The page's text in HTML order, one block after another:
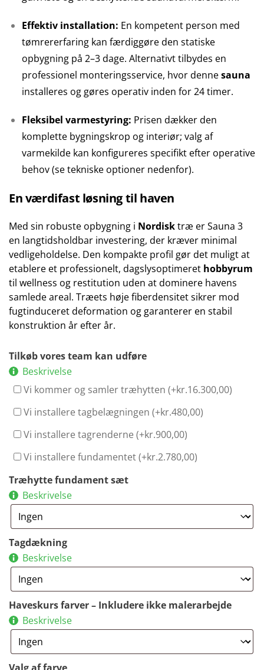
Effektiv installation: En kompetent person med
tømrererfaring kan færdiggøre den statiske
opbygning på 2–3 dage. Alternativt tilbydes en
professionel monteringsservice, hvor dennesauna
installeres og gøres operativ inden for 24 timer.
Fleksibel varmestyring: Prisen dækker den
komplette bygningskrop og interiør; valg af
varmekilde kan konfigureres specifikt efter operative
behov (se tekniske optioner nedenfor).
En værdifast løsning til haven
Med sin robuste opbygning i Nordisktræ er Sauna 3
en langtidsholdbar investering, der kræver minimal
vedligeholdelse. Den kompakte profil gør det muligt at
etablere et professionelt, dagslysoptimeret hobbyrum
til wellness og restitution uden at dominere havens
samlede areal. Træets høje fiberdensitet sikrer mod
fugtinduceret deformation og garanterer en stabil
konstruktion år efter år.
Tilkøb vores team kan udføre
Beskrivelse
Vi kommer og samler træhytten (+kr.16.300,00)
Vi installere tagbelægningen (+kr.480,00)
Vi installere tagrenderne (+kr.900,00)
Vi installere fundamentet (+kr.2.780,00)
Træhytte fundament sæt
Beskrivelse
Tagdækning
Beskrivelse
Haveskurs farver – Inkludere ikke malerarbejde
Beskrivelse